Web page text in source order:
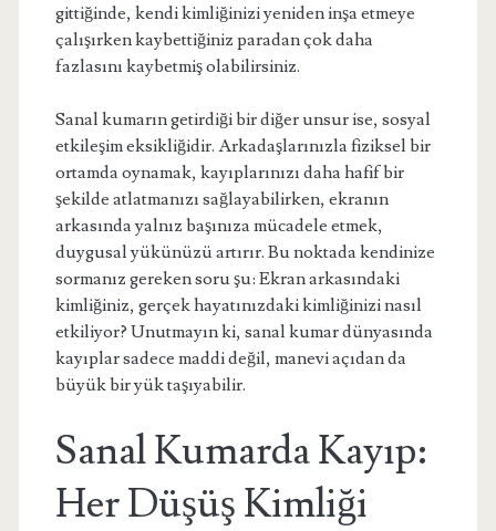
gittiğinde, kendi kimliğinizi yeniden inşa etmeye
çalışırken kaybettiğiniz paradan çok daha
fazlasını kaybetmiş olabilirsiniz.
Sanal kumarın getirdiği bir diğer unsur ise, sosyal
etkileşim eksikliğidir. Arkadaşlarınızla fiziksel bir
ortamda oynamak, kayıplarınızı daha hafif bir
şekilde atlatmanızı sağlayabilirken, ekranın
arkasında yalnız başınıza mücadele etmek,
duygusal yükünüzü artırır. Bu noktada kendinize
sormanız gereken soru şu: Ekran arkasındaki
kimliğiniz, gerçek hayatınızdaki kimliğinizi nasıl
etkiliyor? Unutmayın ki, sanal kumar dünyasında
kayıplar sadece maddi değil, manevi açıdan da
büyük bir yük taşıyabilir.
Sanal Kumarda Kayıp:
Her Düşüş Kimliği